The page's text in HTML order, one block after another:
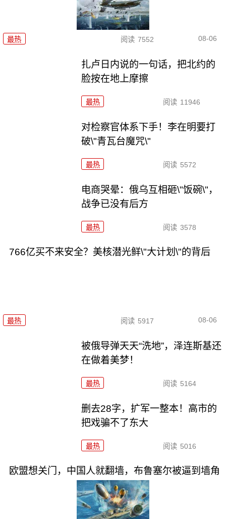
最热 阅读 7552 08-06
扎卢日内说的一句话，把北约的
脸按在地上摩擦
最热 阅读 11946
对检察官体系下手！李在明要打
破\"青瓦台魔咒\"
最热 阅读 5572
电商哭晕：俄乌互相砸\"饭碗\"，
战争已没有后方
最热 阅读 3578
766亿买不来安全？美核潜光鲜\"大计划\"的背后
最热 阅读 5917 08-06
被俄导弹天天“洗地”，泽连斯基还
在做着美梦！
最热 阅读 5164
删去28字，扩军一整本！高市的
把戏骗不了东大
最热 阅读 5016
欧盟想关门，中国人就翻墙，布鲁塞尔被逼到墙角